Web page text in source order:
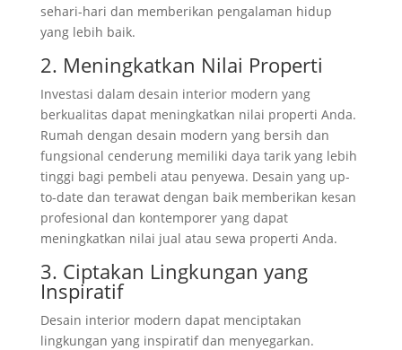
sehari-hari dan memberikan pengalaman hidup
yang lebih baik.
2. Meningkatkan Nilai Properti
Investasi dalam desain interior modern yang
berkualitas dapat meningkatkan nilai properti Anda.
Rumah dengan desain modern yang bersih dan
fungsional cenderung memiliki daya tarik yang lebih
tinggi bagi pembeli atau penyewa. Desain yang up-
to-date dan terawat dengan baik memberikan kesan
profesional dan kontemporer yang dapat
meningkatkan nilai jual atau sewa properti Anda.
3. Ciptakan Lingkungan yang
Inspiratif
Desain interior modern dapat menciptakan
lingkungan yang inspiratif dan menyegarkan.